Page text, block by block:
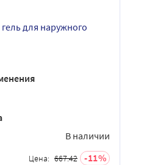
для наружного
В наличии
Цена: 667.42 11